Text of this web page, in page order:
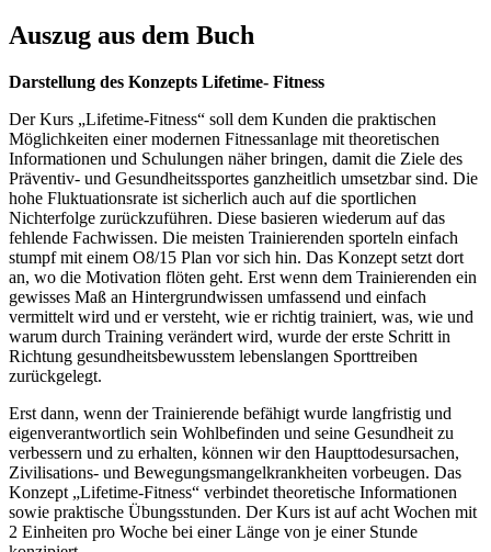
Auszug aus dem Buch
Darstellung des Konzepts Lifetime- Fitness
Der Kurs „Lifetime-Fitness“ soll dem Kunden die praktischen
Möglichkeiten einer modernen Fitnessanlage mit theoretischen
Informationen und Schulungen näher bringen, damit die Ziele des
Präventiv- und Gesundheitssportes ganzheitlich umsetzbar sind. Die
hohe Fluktuationsrate ist sicherlich auch auf die sportlichen
Nichterfolge zurückzuführen. Diese basieren wiederum auf das
fehlende Fachwissen. Die meisten Trainierenden sporteln einfach
stumpf mit einem O8/15 Plan vor sich hin. Das Konzept setzt dort
an, wo die Motivation flöten geht. Erst wenn dem Trainierenden ein
gewisses Maß an Hintergrundwissen umfassend und einfach
vermittelt wird und er versteht, wie er richtig trainiert, was, wie und
warum durch Training verändert wird, wurde der erste Schritt in
Richtung gesundheitsbewusstem lebenslangen Sporttreiben
zurückgelegt.
Erst dann, wenn der Trainierende befähigt wurde langfristig und
eigenverantwortlich sein Wohlbefinden und seine Gesundheit zu
verbessern und zu erhalten, können wir den Haupttodesursachen,
Zivilisations- und Bewegungsmangelkrankheiten vorbeugen. Das
Konzept „Lifetime-Fitness“ verbindet theoretische Informationen
sowie praktische Übungsstunden. Der Kurs ist auf acht Wochen mit
2 Einheiten pro Woche bei einer Länge von je einer Stunde